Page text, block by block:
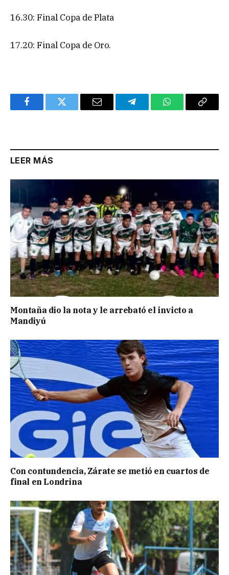
16.30: Final Copa de Plata
17.20: Final Copa de Oro.
FacebookTwitter Email TelegramWhatsAppCopy
LEER MÁS
Montaña dio la nota y le arrebató el invicto a
Mandiyú
Con contundencia, Zárate se metió en cuartos de
final en Londrina